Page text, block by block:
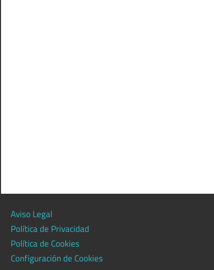
Aviso Legal
Política de Privacidad
Política de Cookies
Configuración de Cookies